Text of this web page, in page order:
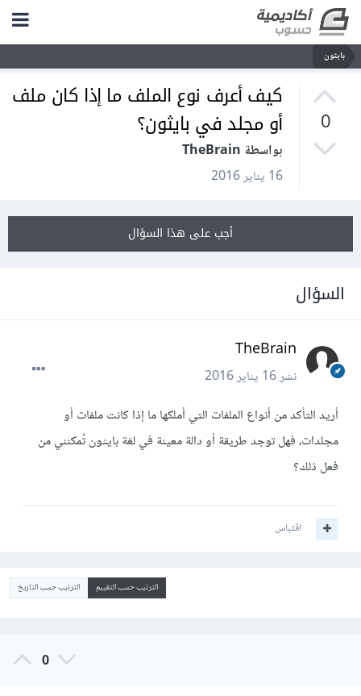
بايثون
0
كيف أعرف نوع الملف ما إذا كان ملف
أو مجلد في بايثون؟
بواسطة TheBrain
16 يناير 2016
أجب على هذا السؤال
السؤال
TheBrain
نشر16 يناير 2016
أريد التأكد من أنواع الملفات التي أملكها ما إذا كانت ملفات أو
مجلدات، فهل توجد طريقة أو دالة معينة في لغة بايثون تُمكنني من
فعل ذلك؟
اقتباس
الترتيب حسب التقييم الترتيب حسب التاريخ
0